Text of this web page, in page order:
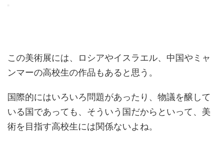
この美術展には、ロシアやイスラエル、中国やミャ
ンマーの高校生の作品もあると思う。
国際的にはいろいろ問題があったり、物議を醸して
いる国であっても、そういう国だからといって、美
術を目指す高校生には関係ないよね。